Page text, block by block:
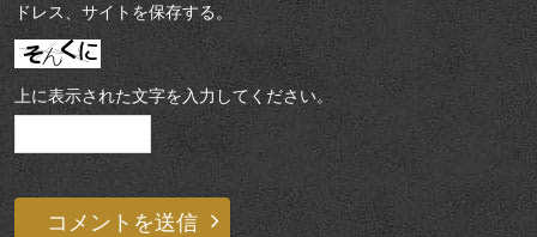
ドレス、サイトを保存する。
上に表示された文字を入力してください。